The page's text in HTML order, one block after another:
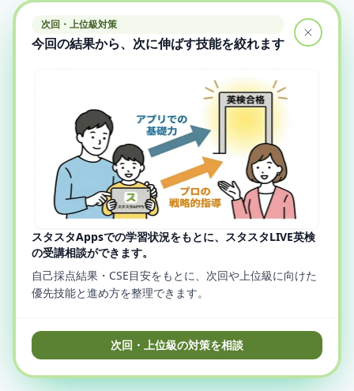
次回・上位級対策
今回の結果から、次に伸ばす技能を絞れます
スタスタAppsでの学習状況をもとに、スタスタLIVE英検
の受講相談ができます。
自己採点結果・CSE目安をもとに、次回や上位級に向けた
優先技能と進め方を整理できます。
次回・上位級の対策を相談